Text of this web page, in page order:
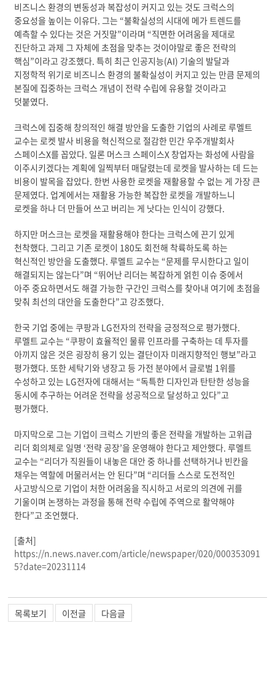
비즈니스 환경의 변동성과 복잡성이 커지고 있는 것도 크럭스의
중요성을 높이는 이유다. 그는 “불확실성의 시대에 메가 트렌드를
예측할 수 있다는 것은 거짓말”이라며 “직면한 어려움을 제대로
진단하고 과제 그 자체에 초점을 맞추는 것이야말로 좋은 전략의
핵심”이라고 강조했다. 특히 최근 인공지능(AI) 기술의 발달과
지정학적 위기로 비즈니스 환경의 불확실성이 커지고 있는 만큼 문제의
본질에 집중하는 크럭스 개념이 전략 수립에 유용할 것이라고
덧붙였다.
크럭스에 집중해 창의적인 해결 방안을 도출한 기업의 사례로 루멜트
교수는 로켓 발사 비용을 혁신적으로 절감한 민간 우주개발회사
스페이스X를 꼽았다. 일론 머스크 스페이스X 창업자는 화성에 사람을
이주시키겠다는 계획에 일찍부터 매달렸는데 로켓을 발사하는 데 드는
비용이 발목을 잡았다. 한번 사용한 로켓을 재활용할 수 없는 게 가장 큰
문제였다. 업계에서는 재활용 가능한 복잡한 로켓을 개발하느니
로켓을 하나 더 만들어 쓰고 버리는 게 낫다는 인식이 강했다.
하지만 머스크는 로켓을 재활용해야 한다는 크럭스에 끈기 있게
천착했다. 그리고 기존 로켓이 180도 회전해 착륙하도록 하는
혁신적인 방안을 도출했다. 루멜트 교수는 “문제를 무시한다고 일이
해결되지는 않는다”며 “뛰어난 리더는 복잡하게 얽힌 이슈 중에서
아주 중요하면서도 해결 가능한 구간인 크럭스를 찾아내 여기에 초점을
맞춰 최선의 대안을 도출한다”고 강조했다.
한국 기업 중에는 쿠팡과 LG전자의 전략을 긍정적으로 평가했다.
루멜트 교수는 “쿠팡이 효율적인 물류 인프라를 구축하는 데 투자를
아끼지 않은 것은 굉장히 용기 있는 결단이자 미래지향적인 행보”라고
평가했다. 또한 세탁기와 냉장고 등 가전 분야에서 글로벌 1위를
수성하고 있는 LG전자에 대해서는 “독특한 디자인과 탄탄한 성능을
동시에 추구하는 어려운 전략을 성공적으로 달성하고 있다”고
평가했다.
마지막으로 그는 기업이 크럭스 기반의 좋은 전략을 개발하는 고위급
리더 회의체로 일명 ‘전략 공장’을 운영해야 한다고 제안했다. 루멜트
교수는 “리더가 직원들이 내놓은 대안 중 하나를 선택하거나 빈칸을
채우는 역할에 머물러서는 안 된다”며 “리더들 스스로 도전적인
사고방식으로 기업이 처한 어려움을 직시하고 서로의 의견에 귀를
기울이며 논쟁하는 과정을 통해 전략 수립에 주역으로 활약해야
한다”고 조언했다.
[출처]
https://n.news.naver.com/article/newspaper/020/000353091
5?date=20231114
목록보기 이전글 다음글